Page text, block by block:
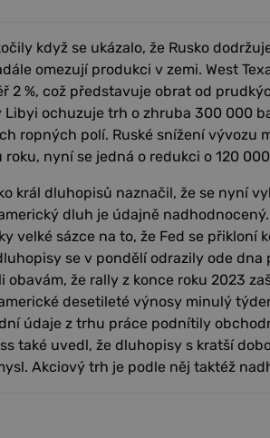
když se ukázalo, že Rusko
omezují produkci v zemi. West
2 %, což představuje obrat od
Libyi ochuzuje trh o zhruba 300 000
ropných polí. Ruské snížení vývozu
nyní se jedná o redukci o 120
král dluhopisů naznačil, že se nyní
dluh je údajně
velké sázce na to, že Fed se přikloní
se v pondělí odrazily ode
že rally z konce roku 2023
desetileté výnosy minulý
údaje z trhu práce podnítily
také uvedl, že dluhopisy s kratší
Akciový trh je podle něj taktéž